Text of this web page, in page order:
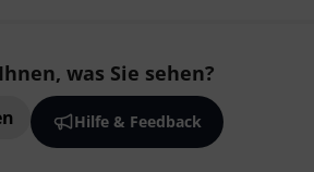
was Sie sehen?
Hilfe & Feedback